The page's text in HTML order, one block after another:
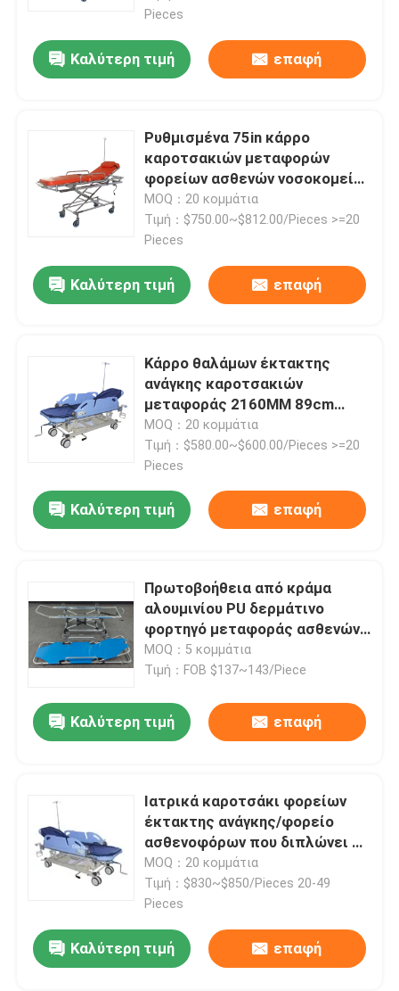
Προϊόντα
Σχετικά με εμάς
Επισκέψεις στο εργοστάσιο
Επικοινωνήστε μαζί μας
Ειδήσεις
Pieces
Καλύτερη τιμή επαφή
Ρυθμισμένα 75in κάρρο
καροτσακιών μεταφορών
φορείων ασθενών νοσοκομείου
60 βαθμών μαγνητικό μη
MOQ：20 κομμάτια
Τιμή：$750.00~$812.00/Pieces >=20
Pieces
Καλύτερη τιμή επαφή
Κάρρο θαλάμων έκτακτης
ανάγκης καροτσακιών
μεταφοράς 2160MM 89cm
υδραυλικό υπομονετικό
MOQ：20 κομμάτια
Τιμή：$580.00~$600.00/Pieces >=20
Pieces
Καλύτερη τιμή επαφή
Πρωτοβοήθεια από κράμα
αλουμινίου PU δερμάτινο
φορτηγό μεταφοράς ασθενών
διαχωρίσιμο ανυψωτικό
MOQ：5 κομμάτια
Τιμή：FOB $137~143/Piece
Καλύτερη τιμή επαφή
Ιατρικά καροτσάκι φορείων
έκτακτης ανάγκης/φορείο
ασθενοφόρων που διπλώνει το
κάρρο
MOQ：20 κομμάτια
Τιμή：$830~$850/Pieces 20-49
Pieces
Καλύτερη τιμή επαφή